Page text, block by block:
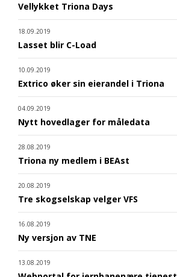
Vellykket Triona Days
18.09.2019
Lasset blir C-Load
10.09.2019
Extrico øker sin eierandel i Triona
04.09.2019
Nytt hovedlager for måledata
28.08.2019
Triona ny medlem i BEAst
20.08.2019
Tre skogselskap velger VFS
16.08.2019
Ny versjon av TNE
13.08.2019